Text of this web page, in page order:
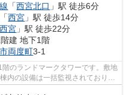
「西宮北口 」駅 徒歩6分
「西宮 」駅 徒歩14分
西宮 」駅 徒歩22分
建 地下1階
両度町3-1
のランドマークタワーです。敷地
内の設備は一括監視されており、